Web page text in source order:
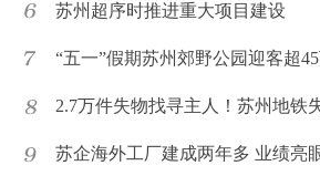
苏州超序时推进重大项目建设
“五一”假期苏州郊野公园迎客超
2.7万件失物找寻主人！苏州地铁
苏企海外工厂建成两年多 业绩亮